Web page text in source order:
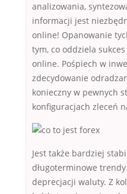
analizowania,
informacji jest
online! Opanowanie
tym, co oddziela
online. Pośpiech w
zdecydowanie
konieczny w pewnych
konfiguracjach zleceń
Jest także bardziej
długoterminowe
deprecjacji waluty. Z